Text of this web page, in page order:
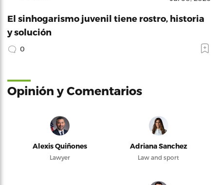
El sinhogarismo juvenil tiene rostro, historia
y solución
0
Opinión y Comentarios
Alexis Quiñones
Lawyer
Adriana Sanchez
Law and sport